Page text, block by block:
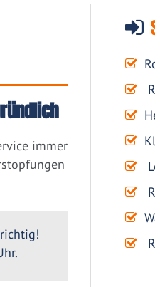
immer